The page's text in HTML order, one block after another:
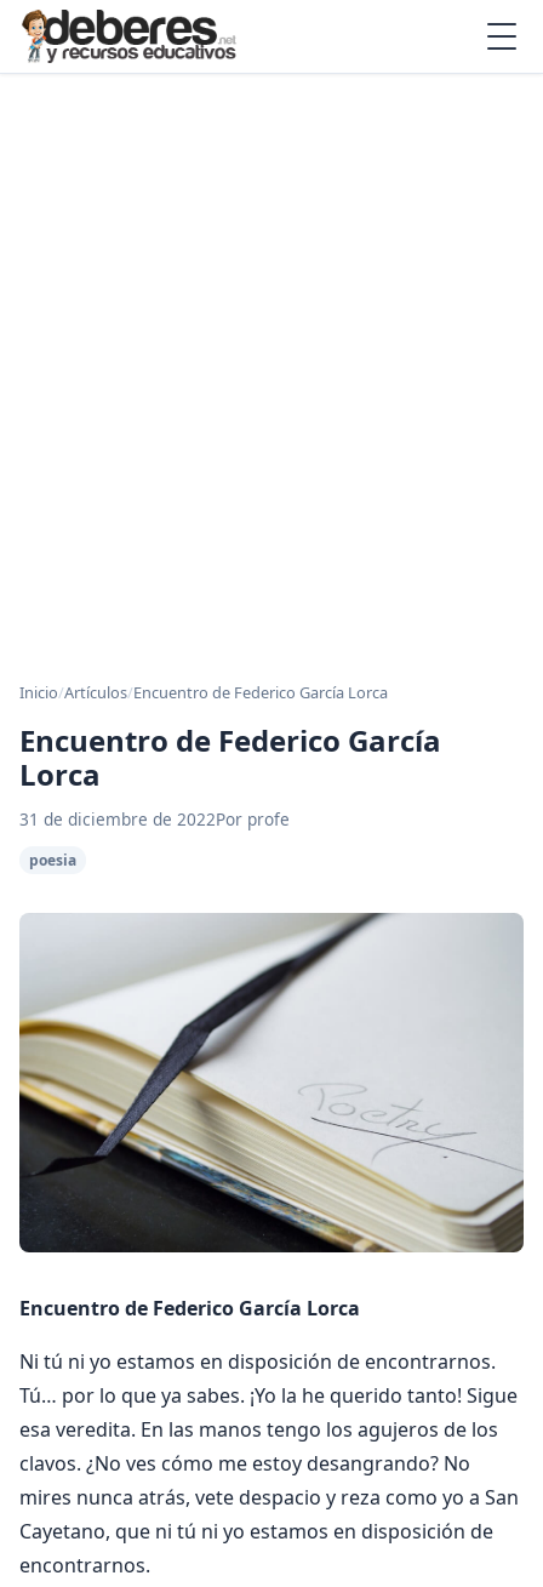
Inicio/Artículos/Encuentro de Federico García Lorca
Encuentro de Federico García
Lorca
31 de diciembre de 2022Por profe
poesia
Encuentro de Federico García Lorca
Ni tú ni yo estamos en disposición de encontrarnos.
Tú… por lo que ya sabes. ¡Yo la he querido tanto! Sigue
esa veredita. En las manos tengo los agujeros de los
clavos. ¿No ves cómo me estoy desangrando? No
mires nunca atrás, vete despacio y reza como yo a San
Cayetano, que ni tú ni yo estamos en disposición de
encontrarnos.